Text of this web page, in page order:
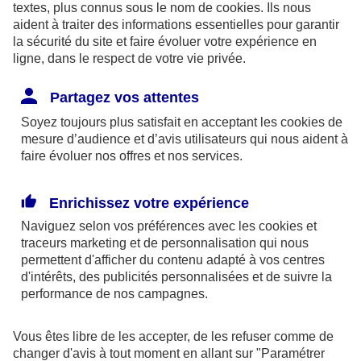
sont de 1,875 % du bénéfice imposable limité à 8
fois le PASS ou si plus favorable, 2,5 % du PASS.
Madelin,
(sauf quelques cas exceptionnels) et la sortie se fait
obligatoirementen rente(sauf exceptions).
En outre, à la retraite, la rente perçue chaque
année, sera imposable dans la catégorie des
pensions. Elle supporte également des
prélèvements sociaux aux taux en vigueur au jour
textes, plus connus sous le nom de cookies. Ils nous
aident à traiter des informations essentielles pour garantir
la sécurité du site et faire évoluer votre expérience en
ligne, dans le respect de votre vie privée.
Partagez vos attentes
Soyez toujours plus satisfait en acceptant les cookies de
mesure d’audience et d’avis utilisateurs qui nous aident à
faire évoluer nos offres et nos services.
Enrichissez votre expérience
Naviguez selon vos préférences avec les cookies et
traceurs marketing et de personnalisation qui nous
permettent d'afficher du contenu adapté à vos centres
d'intérêts, des publicités personnalisées et de suivre la
performance de nos campagnes.
Vous êtes libre de les accepter, de les refuser comme de
changer d'avis à tout moment en allant sur "Paramétrer